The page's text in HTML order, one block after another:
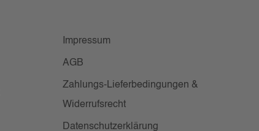
Impressum
AGB
Zahlungs-Lieferbedingungen &
Widerrufsrecht
Datenschutzerklärung